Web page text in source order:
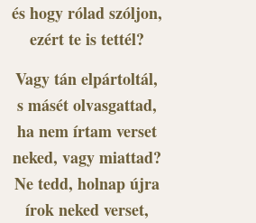
és hogy rólad szóljon,
ezért te is tettél?
Vagy tán elpártoltál,
s másét olvasgattad,
ha nem írtam verset
neked, vagy miattad?
Ne tedd, holnap újra
írok neked verset,